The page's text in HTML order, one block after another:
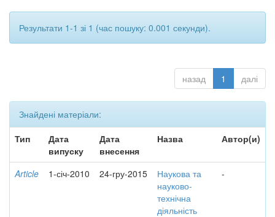
Результати 1-1 зі 1 (час пошуку: 0.001 секунди).
назад 1 далі
Знайдені матеріали:
Тип
Дата
випуску
Дата
внесення
Назва Автор(и)
Article 1-січ-2010 24-гру-2015
Наукова та
науково-
технічна
діяльність
-